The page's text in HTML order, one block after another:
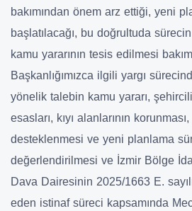
bakımından önem arz ettiği, yeni
başlatılacağı, bu doğrultuda sürecin
kamu yararının tesis edilmesi
Başkanlığımızca ilgili yargı
yönelik talebin kamu yararı,
esasları, kıyı alanlarının
desteklenmesi ve yeni planlama
değerlendirilmesi ve İzmir Bölge
Dava Dairesinin 2025/1663 E.
eden istinaf süreci kapsamında